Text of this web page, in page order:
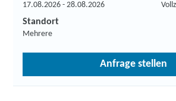
17.08.2026 - 28.08.2026
Standort
Mehrere
Anfrage stellen